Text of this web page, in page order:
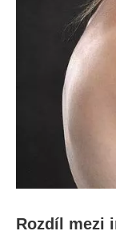
Rozdíl mezi